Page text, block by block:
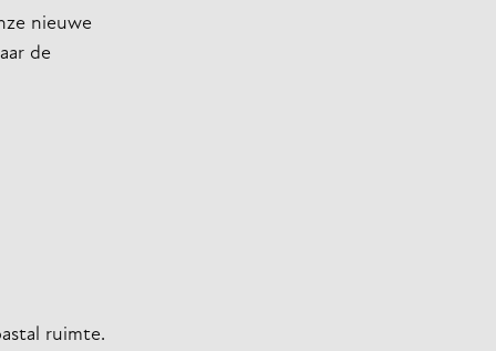
nieuwe
de
ruimte.